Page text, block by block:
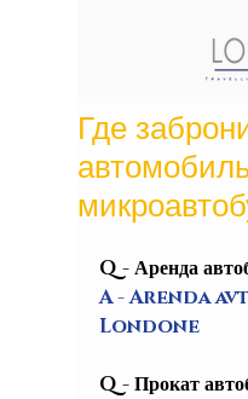
Где
Q - Аренда
A - Arenda
Londone
Q - Прокат